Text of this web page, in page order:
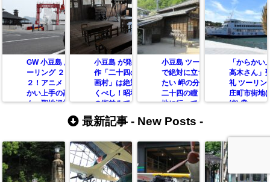
GW 小豆島 原二ツ
ーリング ２０２
２！アニメ「から
かい上手の高木さ
ん」聖地巡礼して
小豆島 が発祥の名
作「二十四の瞳 映
画村」は絶対に行
くべし！昭和初期
の街並みで 当時の
気分を体験しよ
う！
小豆島 ツーリング
で絶対に立ち寄り
たい 岬の分教場 ！
二十四の瞳 発祥の
地に行ってきた！
「からかい
高木さん」
礼 ツーリン
庄町市街地(
編) ③
最新記事 - New Posts -